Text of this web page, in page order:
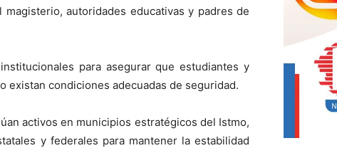
autoridades educativas y padres de
para asegurar que estudiantes y
existan condiciones adecuadas de seguridad.
activos en municipios estratégicos del Istmo,
y federales para mantener la estabilidad